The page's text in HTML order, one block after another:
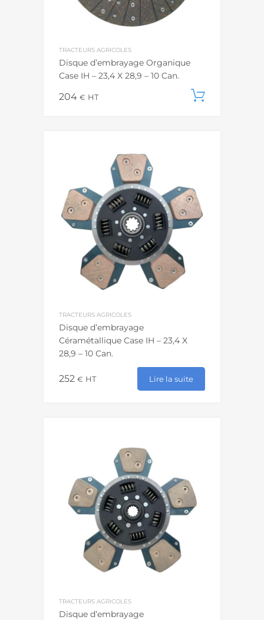
TRACTEURS AGRICOLES
Disque d’embrayage Organique
Case IH – 23,4 X 28,9 – 10 Can.
204 € HT
TRACTEURS AGRICOLES
Disque d’embrayage
Céramétallique Case IH – 23,4 X
28,9 – 10 Can.
252 € HT Lire la suite
TRACTEURS AGRICOLES
Disque d’embrayage